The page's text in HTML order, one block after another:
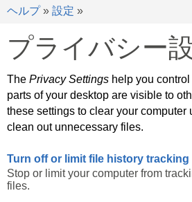
ヘルプ» 設定 »
プライバシー
The Privacy Settings help you
parts of your desktop are visible to
these settings to clear your computer
clean out unnecessary files.
Turn off or limit file history tracking
Stop or limit your computer from
files.